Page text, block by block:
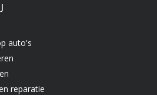
auto's
reparatie